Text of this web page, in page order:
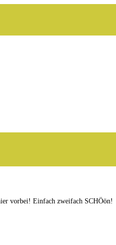
vorbei! Einfach zweifach SCHÖön!